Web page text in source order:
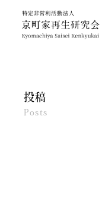
投稿
Posts